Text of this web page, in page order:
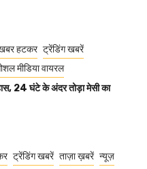
हटकर ट्रेंडिंग खबरें
मीडिया वायरल
24 घंटे के अंदर तोड़ा मेसी का
ट्रेंडिंग खबरें ताज़ा ख़बरें न्यूज़